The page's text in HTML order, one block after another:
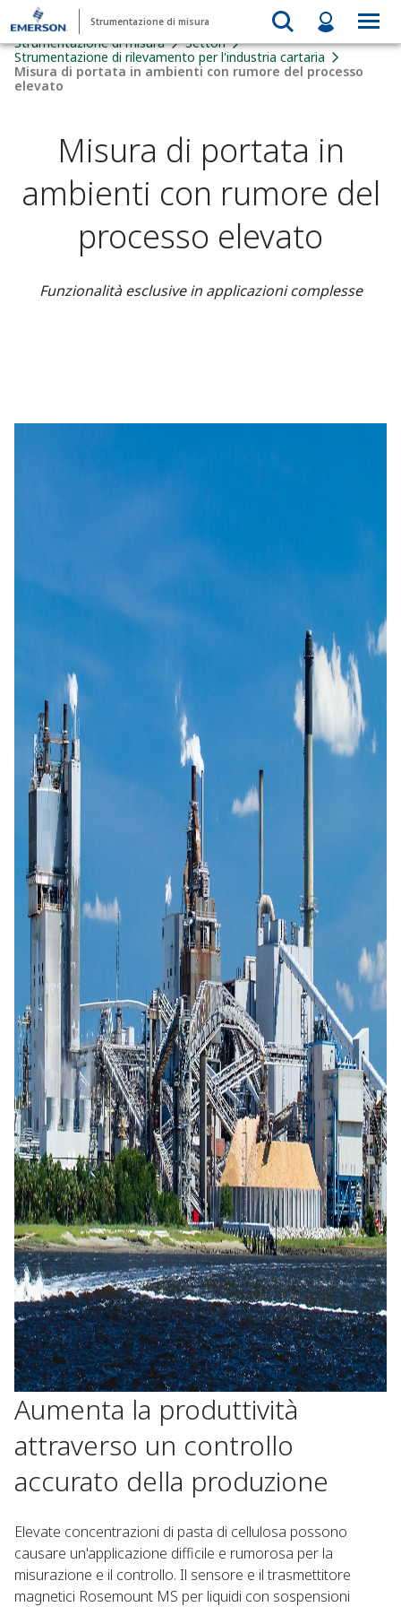
Strumentazione di misura
Strumentazione di misura
Settori
Strumentazione di rilevamento per l'industria cartaria
Misura di portata in ambienti con rumore del processo
elevato
Misura di portata in
ambienti con rumore del
processo elevato
Funzionalità esclusive in applicazioni complesse
Aumenta la produttività
attraverso un controllo
accurato della produzione
Elevate concentrazioni di pasta di cellulosa possono
causare un'applicazione difficile e rumorosa per la
misurazione e il controllo. Il sensore e il trasmettitore
magnetici Rosemount MS per liquidi con sospensioni